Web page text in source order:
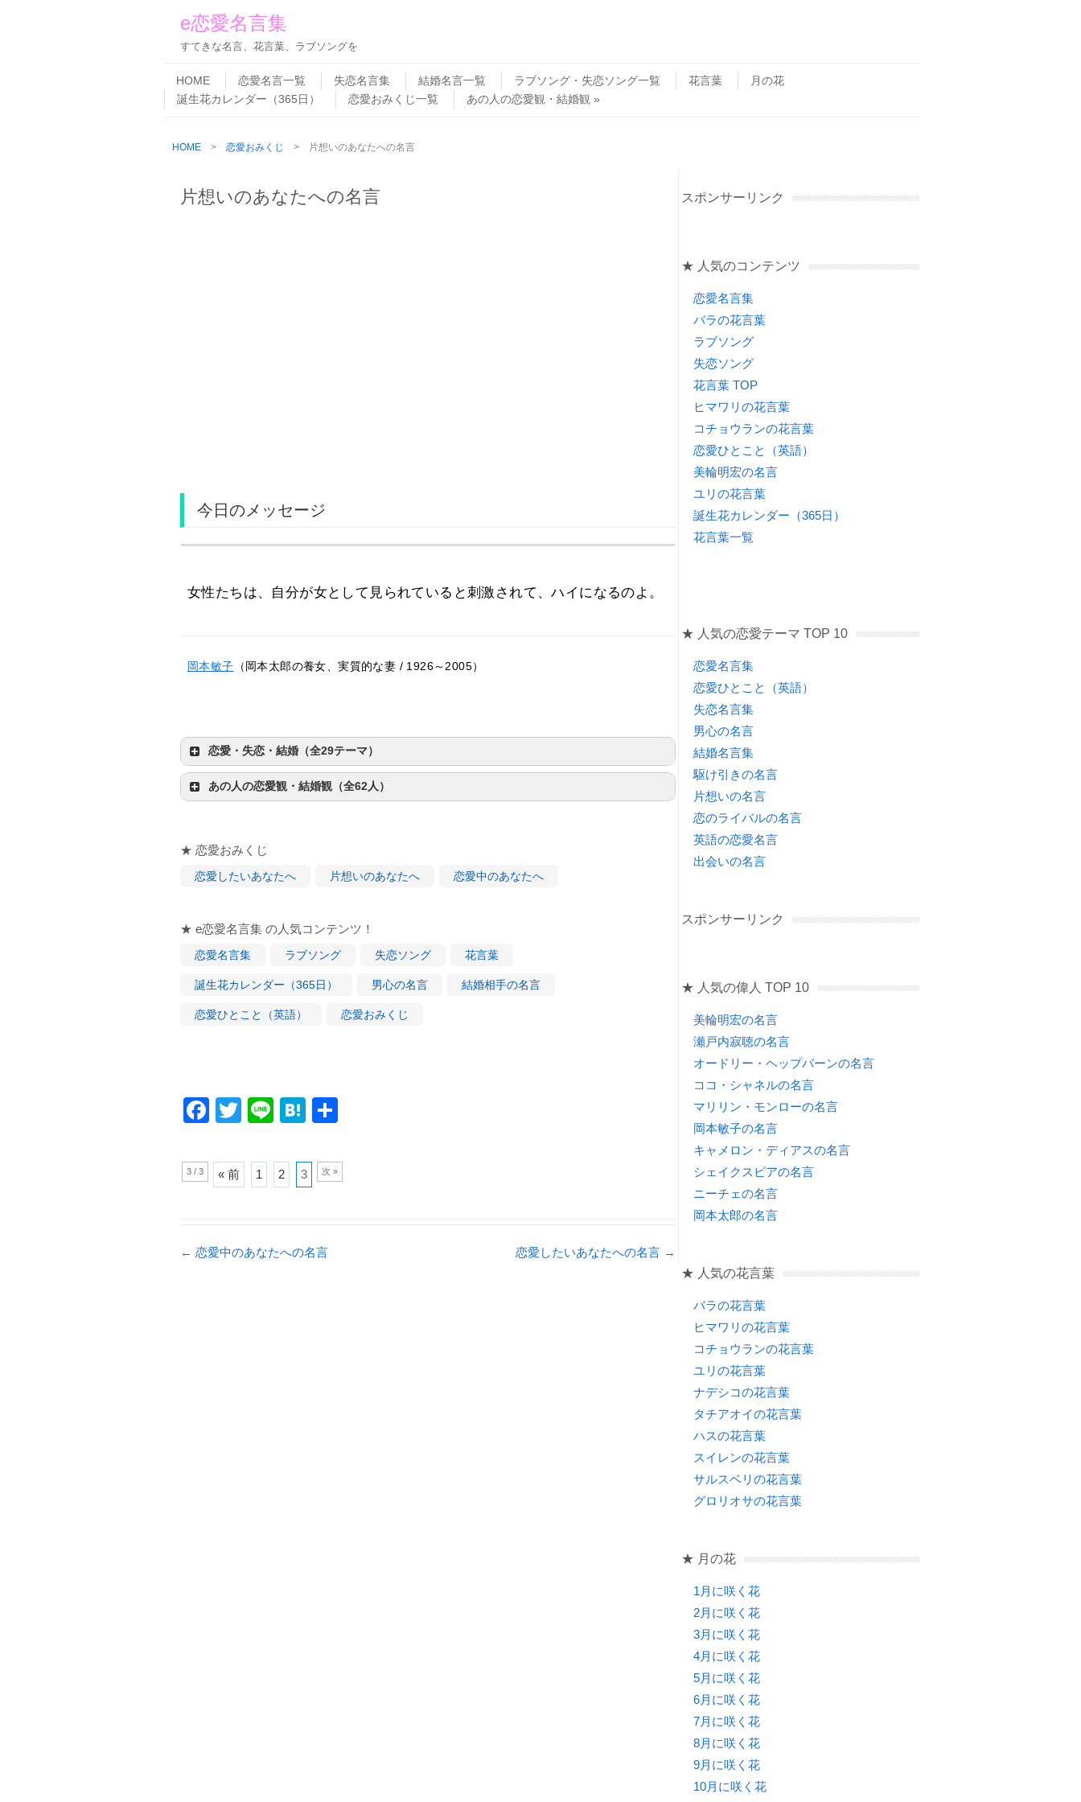
e恋愛名言集
すてきな名言、花言葉、ラブソングを
Menu
Skip to content
HOME
恋愛名言一覧 失恋名言集 結婚名言一覧 ラブソング・失恋ソング一覧 花言葉
月の花
誕生花カレンダー（365日）
恋愛おみくじ一覧 あの人の恋愛観・結婚観
HOME > 恋愛おみくじ > 片想いのあなたへの名言
片想いのあなたへの名言
今日のメッセージ
女性たちは、自分が女として見られていると刺激されて、ハイになるのよ。
岡本敏子 （岡本太郎の養女、実質的な妻 / 1926～2005）
恋愛・失恋・結婚（全29テーマ）
あの人の恋愛観・結婚観（全62人）
★ 恋愛おみくじ
恋愛したいあなたへ 片想いのあなたへ 恋愛中のあなたへ
★ e恋愛名言集 の人気コンテンツ！
恋愛名言集 ラブソング 失恋ソング 花言葉
誕生花カレンダー（365日） 男心の名言 結婚相手の名言
恋愛ひとこと（英語） 恋愛おみくじ
F
c
e
o
o
T
tt
er
Li
e
H
e
n
3 / 3 « 前 1 2 3 次 »
Post navigation
← 恋愛中のあなたへの名言 恋愛したいあなたへの名言 →
スポンサーリンク
★ 人気のコンテンツ
恋愛名言集
バラの花言葉
ラブソング
失恋ソング
花言葉 TOP
ヒマワリの花言葉
コチョウランの花言葉
恋愛ひとこと（英語）
美輪明宏の名言
ユリの花言葉
誕生花カレンダー（365日）
花言葉一覧
★ 人気の恋愛テーマ TOP 10
恋愛名言集
恋愛ひとこと（英語）
失恋名言集
男心の名言
結婚名言集
駆け引きの名言
片想いの名言
恋のライバルの名言
英語の恋愛名言
出会いの名言
スポンサーリンク
★ 人気の偉人 TOP 10
美輪明宏の名言
瀬戸内寂聴の名言
オードリー・ヘップバーンの名言
ココ・シャネルの名言
マリリン・モンローの名言
岡本敏子の名言
キャメロン・ディアスの名言
シェイクスピアの名言
ニーチェの名言
岡本太郎の名言
★ 人気の花言葉
バラの花言葉
ヒマワリの花言葉
コチョウランの花言葉
ユリの花言葉
ナデシコの花言葉
タチアオイの花言葉
ハスの花言葉
スイレンの花言葉
サルスベリの花言葉
グロリオサの花言葉
★ 月の花
1月に咲く花
2月に咲く花
3月に咲く花
4月に咲く花
5月に咲く花
6月に咲く花
7月に咲く花
8月に咲く花
9月に咲く花
10月に咲く花